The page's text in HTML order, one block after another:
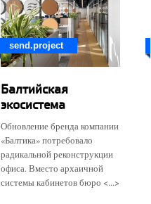
send.project
Балтийская
экосистема
Обновление бренда компании
«Балтика» потребовало
радикальной реконструкции
офиса. Вместо архаичной
системы кабинетов бюро <...>